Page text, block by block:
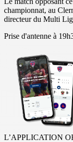
championnat, au
directeur du Multi
Prise d'antenne à
L’APPLICATION